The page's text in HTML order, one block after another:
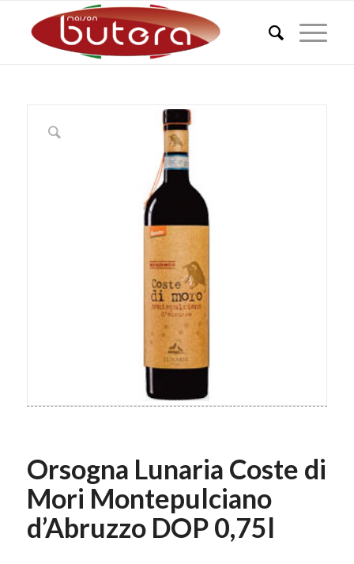
Orsogna Lunaria Coste di
Mori Montepulciano
d’Abruzzo DOP 0,75l